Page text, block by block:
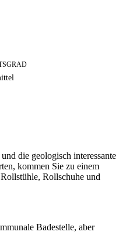
die geologisch interessante
kommen Sie zu einem
Rollschuhe und
Badestelle, aber